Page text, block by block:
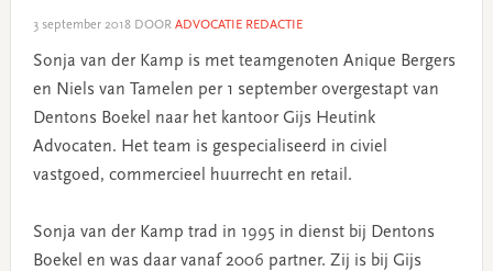
3 september 2018DOOR ADVOCATIE REDACTIE
Sonja van der Kamp is met teamgenoten Anique Bergers
en Niels van Tamelen per 1 september overgestapt van
Dentons Boekel naar het kantoor Gijs Heutink
Advocaten. Het team is gespecialiseerd in civiel
vastgoed, commercieel huurrecht en retail.
Sonja van der Kamp trad in 1995 in dienst bij Dentons
Boekel en was daar vanaf 2006 partner. Zij is bij Gijs